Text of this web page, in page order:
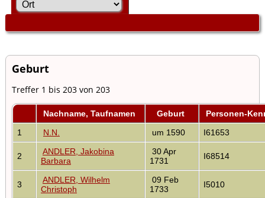
Geburt
Treffer 1 bis 203 von 203
Nachname, Taufnamen Geburt
Personen-
1
N.N. um 1590 I61653
2
ANDLER, Jakobina
Barbara
30 Apr
1731
I68514
3
ANDLER, Wilhelm
Christoph
09 Feb
1733
I5010